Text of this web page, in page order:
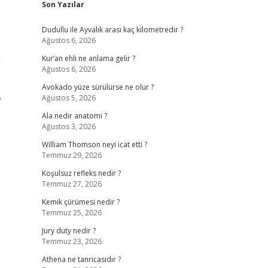
Son Yazılar
Dudullu ile Ayvalık arası kaç kilometredir ?
Ağustos 6, 2026
Kur’an ehli ne anlama gelir ?
Ağustos 6, 2026
Avokado yüze sürülürse ne olur ?
Ağustos 5, 2026
Ala nedir anatomi ?
Ağustos 3, 2026
William Thomson neyi icat etti ?
Temmuz 29, 2026
Koşulsuz refleks nedir ?
Temmuz 27, 2026
Kemik çürümesi nedir ?
Temmuz 25, 2026
Jury duty nedir ?
Temmuz 23, 2026
Athena ne tanricasıdır ?